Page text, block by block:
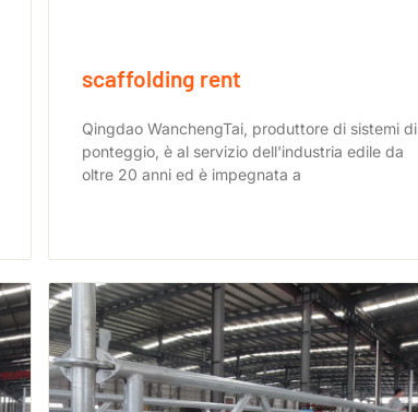
scaffolding rent
Qingdao WanchengTai, produttore di sistemi di
ponteggio, è al servizio dell'industria edile da
oltre 20 anni ed è impegnata a